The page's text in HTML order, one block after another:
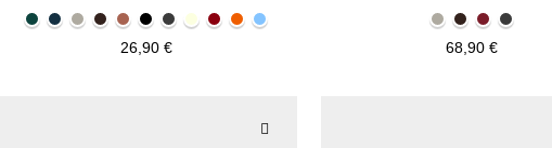
26,90 € 68,90 €